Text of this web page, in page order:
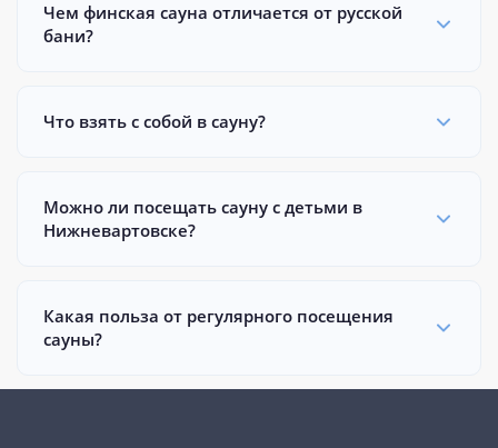
Чем финская сауна отличается от русской
бани?
Что взять с собой в сауну?
Можно ли посещать сауну с детьми в
Нижневартовске?
Какая польза от регулярного посещения
сауны?